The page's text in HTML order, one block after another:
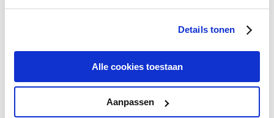
Details tonen
Alle cookies toestaan
Aanpassen
14 June 2018